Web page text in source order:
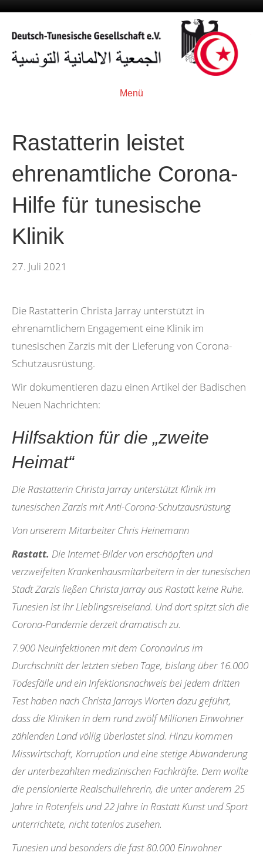
Menü
Rastatterin leistet
ehrenamtliche Corona-
Hilfe für tunesische
Klinik
27. Juli 2021
Die Rastatterin Christa Jarray unterstützt in
ehrenamtlichem Engagement eine Klinik im
tunesischen Zarzis mit der Lieferung von Corona-
Schutzausrüstung.
Wir dokumentieren dazu einen Artikel der Badischen
Neuen Nachrichten:
Hilfsaktion für die „zweite
Heimat“
Die Rastatterin Christa Jarray unterstützt Klinik im
tunesischen Zarzis mit Anti-Corona-Schutzausrüstung
Von unserem Mitarbeiter Chris Heinemann
Rastatt. Die Internet-Bilder von erschöpften und
verzweifelten Krankenhausmitarbeitern in der tunesischen
Stadt Zarzis ließen Christa Jarray aus Rastatt keine Ruhe.
Tunesien ist ihr Lieblingsreiseland. Und dort spitzt sich die
Corona-Pandemie derzeit dramatisch zu.
7.900 Neuinfektionen mit dem Coronavirus im
Durchschnitt der letzten sieben Tage, bislang über 16.000
Todesfälle und ein Infektionsnachweis bei jedem dritten
Test haben nach Christa Jarrays Worten dazu geführt,
dass die Kliniken in dem rund zwölf Millionen Einwohner
zählenden Land völlig überlastet sind. Hinzu kommen
Misswirtschaft, Korruption und eine stetige Abwanderung
der unterbezahlten medizinischen Fachkräfte. Dem wollte
die pensionierte Realschullehrerin, die unter anderem 25
Jahre in Rotenfels und 22 Jahre in Rastatt Kunst und Sport
unterrichtete, nicht tatenlos zusehen.
Tunesien und besonders die fast 80.000 Einwohner